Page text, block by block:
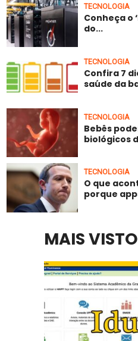
TECNOLOGIA
Conheça o
do...
TECNOLOGIA
Confira 7
saúde da
TECNOLOGIA
Bebês
biológicos
TECNOLOGIA
O que
porque
MAIS